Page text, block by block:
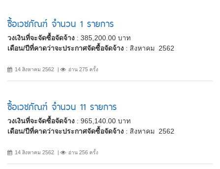
ซื้อเวชภัณฑ์ จำนวน 1 รายการ
วงเงินที่จะจัดซื้อจัดจ้าง : 385,200.00 บาท
เดือน/ปีที่คาดว่าจะประกาศจัดซื้อจัดจ้าง : สิงหาคม 2562
14 สิงหาคม 2562 อ่าน 275 ครั้ง
ซื้อเวชภัณฑ์ จำนวน 11 รายการ
วงเงินที่จะจัดซื้อจัดจ้าง : 965,140.00 บาท
เดือน/ปีที่คาดว่าจะประกาศจัดซื้อจัดจ้าง : สิงหาคม 2562
14 สิงหาคม 2562 อ่าน 256 ครั้ง